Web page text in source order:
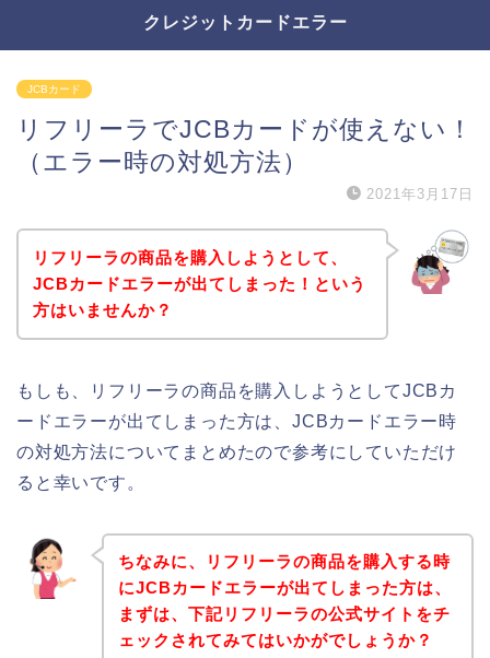
クレジットカードエラー
JCBカード
リフリーラでJCBカードが使えない！
（エラー時の対処方法）
2021年3月17日
リフリーラの商品を購入しようとして、
JCBカードエラーが出てしまった！という
方はいませんか？
もしも、リフリーラの商品を購入しようとしてJCBカ
ードエラーが出てしまった方は、JCBカードエラー時
の対処方法についてまとめたので参考にしていただけ
ると幸いです。
ちなみに、リフリーラの商品を購入する時
にJCBカードエラーが出てしまった方は、
まずは、下記リフリーラの公式サイトをチ
ェックされてみてはいかがでしょうか？